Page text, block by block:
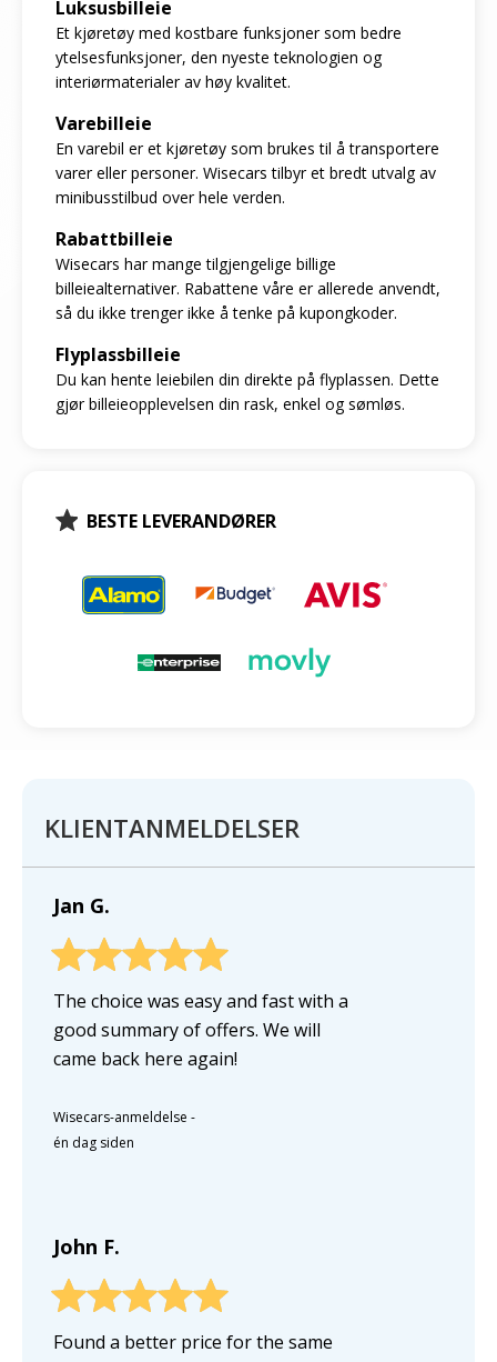
Luksusbilleie
Et kjøretøy med kostbare funksjoner som bedre
ytelsesfunksjoner, den nyeste teknologien og
interiørmaterialer av høy kvalitet.
Varebilleie
En varebil er et kjøretøy som brukes til å transportere
varer eller personer. Wisecars tilbyr et bredt utvalg av
minibusstilbud over hele verden.
Rabattbilleie
Wisecars har mange tilgjengelige billige
billeiealternativer. Rabattene våre er allerede anvendt,
så du ikke trenger ikke å tenke på kupongkoder.
Flyplassbilleie
Du kan hente leiebilen din direkte på flyplassen. Dette
gjør billeieopplevelsen din rask, enkel og sømløs.
BESTE LEVERANDØRER
KLIENTANMELDELSER
Jan G.
The choice was easy and fast with a
good summary of offers. We will
came back here again!
Wisecars-anmeldelse -
én dag siden
John F.
Found a better price for the same